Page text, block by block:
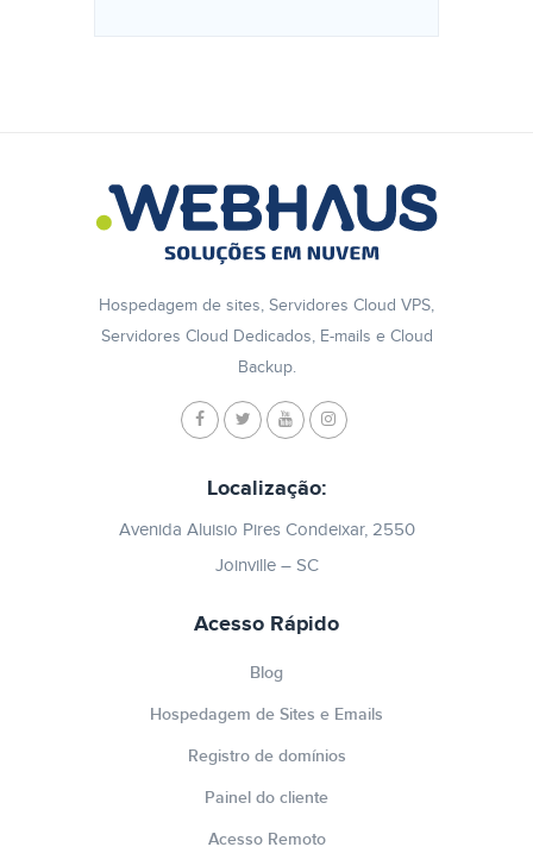
Hospedagem de sites, Servidores Cloud VPS,
Servidores Cloud Dedicados, E-mails e Cloud
Backup.
Localização:
Avenida Aluisio Pires Condeixar, 2550
Joinville – SC
Acesso Rápido
Blog
Hospedagem de Sites e Emails
Registro de domínios
Painel do cliente
Acesso Remoto